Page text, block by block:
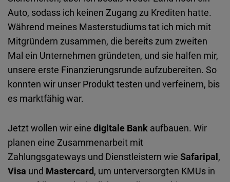
Auto, sodass ich keinen Zugang zu Krediten hatte.
Während meines Masterstudiums tat ich mich mit
Mitgründern zusammen, die bereits zum zweiten
Mal ein Unternehmen gründeten, und sie halfen mir,
unsere erste Finanzierungsrunde aufzubereiten. So
konnten wir unser Produkt testen und verfeinern, bis
es marktfähig war.
Jetzt wollen wir eine digitale Bank aufbauen. Wir
planen eine Zusammenarbeit mit
Zahlungsgateways und Dienstleistern wie Safaripal,
Visa und Mastercard, um unterversorgten KMUs in